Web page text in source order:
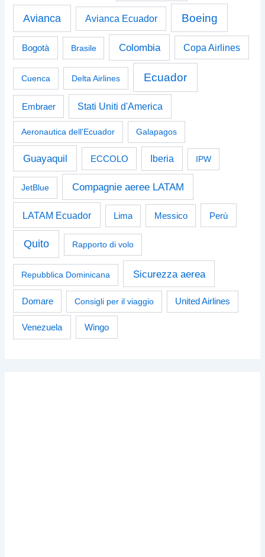
Avianca Avianca Ecuador Boeing
Bogotà Brasile Colombia Copa Airlines
Cuenca Delta Airlines Ecuador
Embraer Stati Uniti d'America
Aeronautica dell'Ecuador Galapagos
Guayaquil ECCOLO Iberia IPW
JetBlue Compagnie aeree LATAM
LATAM Ecuador Lima Messico Perù
Quito Rapporto di volo
Repubblica Dominicana Sicurezza aerea
Domare Consigli per il viaggio United Airlines
Venezuela Wingo